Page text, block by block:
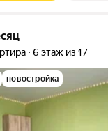
6 этаж из 17
новостройка